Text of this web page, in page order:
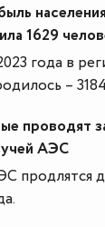
1629
года в
–
проводят
АЭС
продлятся